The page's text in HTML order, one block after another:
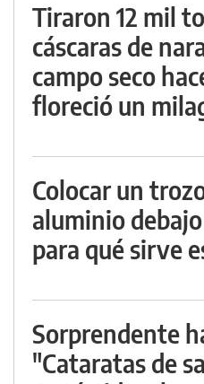
Tiraron 12 mil
cáscaras de
campo seco
floreció un
Colocar un
aluminio
para qué sirve
Sorprendente
"Cataratas de